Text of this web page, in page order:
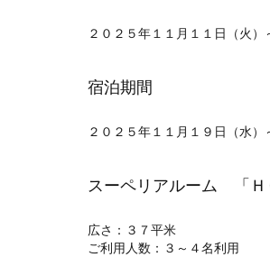
２０２５年１１月１１日（火）
宿泊期間
２０２５年１１月１９日（水）
スーペリアルーム 「Ｈ
広さ：３７平米
ご利用人数：３～４名利用